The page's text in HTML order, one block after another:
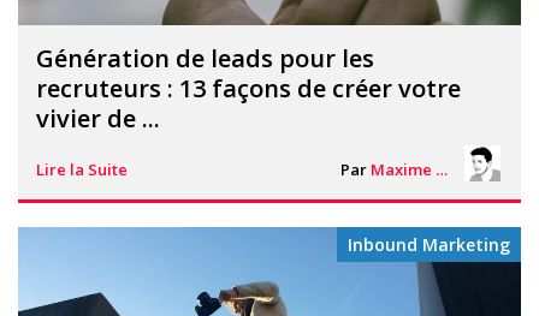
Génération de leads pour les
recruteurs : 13 façons de créer votre
vivier de ...
Lire la Suite Par Maxime Bontemps
Inbound Marketing